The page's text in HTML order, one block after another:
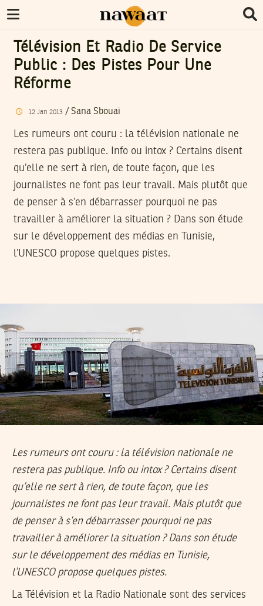
Télévision Et Radio De Service
Public : Des Pistes Pour Une
Réforme
12 Jan 2013/ Sana Sbouaï
Les rumeurs ont couru : la télévision nationale ne
restera pas publique. Info ou intox ? Certains disent
qu’elle ne sert à rien, de toute façon, que les
journalistes ne font pas leur travail. Mais plutôt que
de penser à s’en débarrasser pourquoi ne pas
travailler à améliorer la situation ? Dans son étude
sur le développement des médias en Tunisie,
l’UNESCO propose quelques pistes.
Les rumeurs ont couru : la télévision nationale ne
restera pas publique. Info ou intox ? Certains disent
qu’elle ne sert à rien, de toute façon, que les
journalistes ne font pas leur travail. Mais plutôt que
de penser à s’en débarrasser pourquoi ne pas
travailler à améliorer la situation ? Dans son étude
sur le développement des médias en Tunisie,
l’UNESCO propose quelques pistes.
La Télévision et la Radio Nationale sont des services